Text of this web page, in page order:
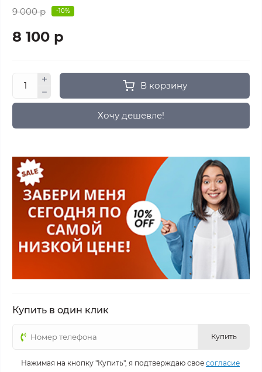
9 000 р -10%
8 100 р
В корзину
Хочу дешевле!
Купить в один клик
Купить
Нажимая на кнопку "Купить", я подтверждаю свое согласие